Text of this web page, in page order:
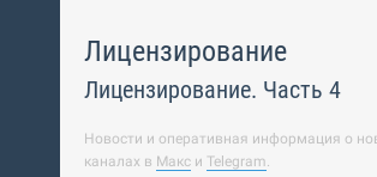
Лицензирование
Лицензирование. Часть 4
Новости и оперативная информация о
каналах в Макс и Telegram.